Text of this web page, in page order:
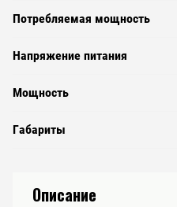
Потребляемая мощность
Напряжение питания
Мощность
Габариты
Описание